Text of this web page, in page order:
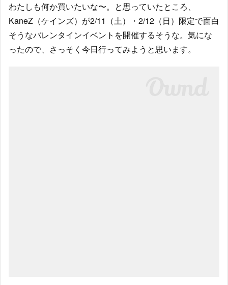
わたしも何か買いたいな〜。と思っていたところ、
KaneZ（ケインズ）が2/11（土）・2/12（日）限定で面白
そうなバレンタインイベントを開催するそうな。気にな
ったので、さっそく今日行ってみようと思います。